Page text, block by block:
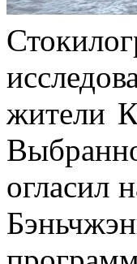
жители
огласил